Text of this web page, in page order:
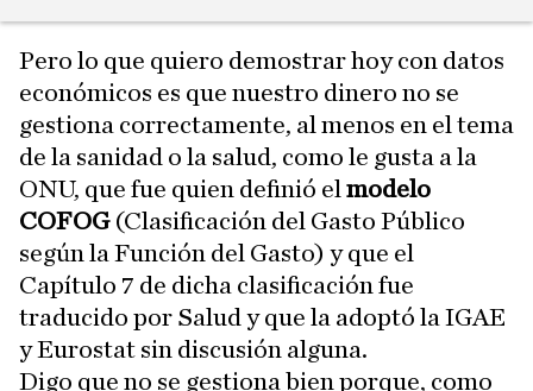
Pero lo que quiero demostrar hoy con datos
económicos es que nuestro dinero no se
gestiona correctamente, al menos en el tema
de la sanidad o la salud, como le gusta a la
ONU, que fue quien definió elmodelo
COFOG(Clasificación del Gasto Público
según la Función del Gasto) y que el
Capítulo 7 de dicha clasificación fue
traducido por Salud y que la adoptó la IGAE
y Eurostat sin discusión alguna.
Digo que no se gestiona bien porque, como